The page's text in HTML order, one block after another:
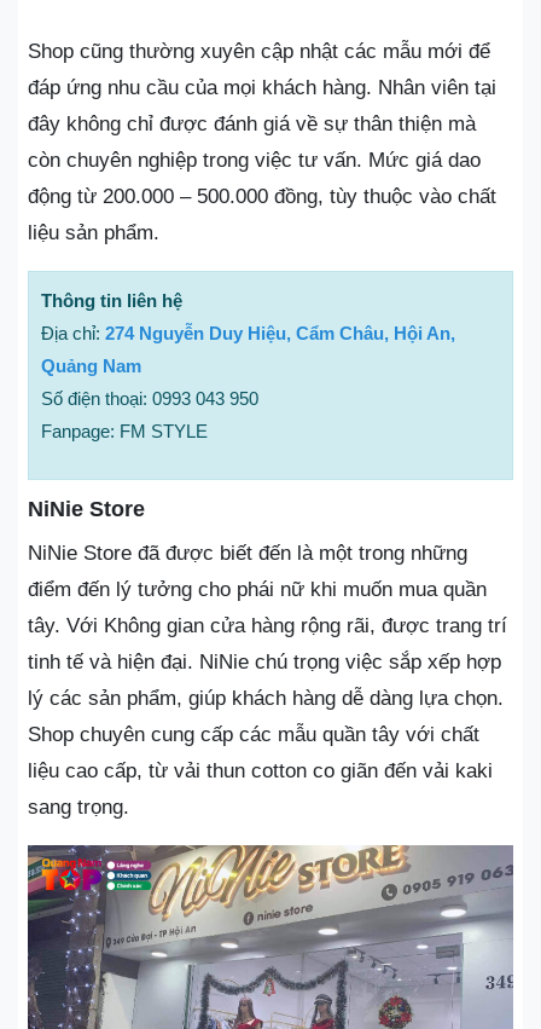
Shop cũng thường xuyên cập nhật các mẫu mới để
đáp ứng nhu cầu của mọi khách hàng. Nhân viên tại
đây không chỉ được đánh giá về sự thân thiện mà
còn chuyên nghiệp trong việc tư vấn. Mức giá dao
động từ 200.000 – 500.000 đồng, tùy thuộc vào chất
liệu sản phẩm.
Thông tin liên hệ
Địa chỉ: 274 Nguyễn Duy Hiệu, Cẩm Châu, Hội An,
Quảng Nam
Số điện thoại: 0993 043 950
Fanpage: FM STYLE
NiNie Store
NiNie Store đã được biết đến là một trong những
điểm đến lý tưởng cho phái nữ khi muốn mua quần
tây. Với Không gian cửa hàng rộng rãi, được trang trí
tinh tế và hiện đại. NiNie chú trọng việc sắp xếp hợp
lý các sản phẩm, giúp khách hàng dễ dàng lựa chọn.
Shop chuyên cung cấp các mẫu quần tây với chất
liệu cao cấp, từ vải thun cotton co giãn đến vải kaki
sang trọng.